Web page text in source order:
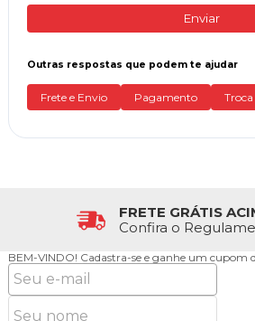
Enviar
Outras respostas que podem te ajudar
Frete e Envio Pagamento
FRETE GRÁTIS
Confira o
BEM-VINDO! Cadastra-se e ganhe um cupom